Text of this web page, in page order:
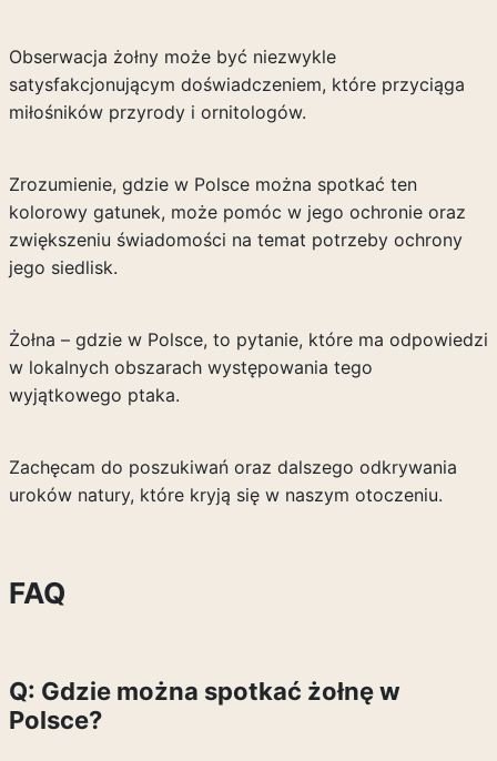
Obserwacja żołny może być niezwykle
satysfakcjonującym doświadczeniem, które przyciąga
miłośników przyrody i ornitologów.
Zrozumienie, gdzie w Polsce można spotkać ten
kolorowy gatunek, może pomóc w jego ochronie oraz
zwiększeniu świadomości na temat potrzeby ochrony
jego siedlisk.
Żołna – gdzie w Polsce, to pytanie, które ma odpowiedzi
w lokalnych obszarach występowania tego
wyjątkowego ptaka.
Zachęcam do poszukiwań oraz dalszego odkrywania
uroków natury, które kryją się w naszym otoczeniu.
FAQ
Q: Gdzie można spotkać żołnę w
Polsce?